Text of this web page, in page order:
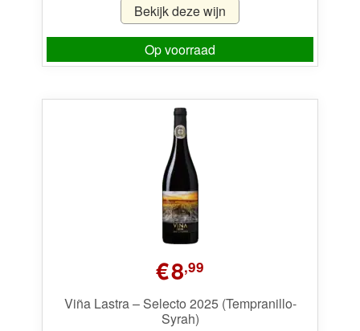
Bekijk deze wijn
Op voorraad
€8,99
Viña Lastra – Selecto 2025 (Tempranillo-
Syrah)